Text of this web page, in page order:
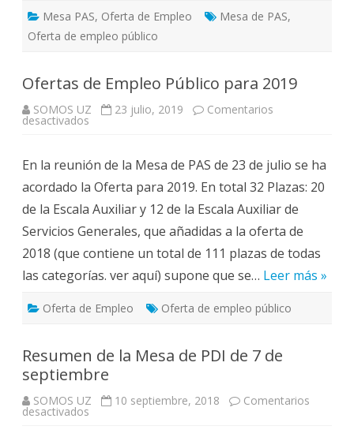
Mesa PAS, Oferta de Empleo Mesa de PAS,
Oferta de empleo público
Ofertas de Empleo Público para 2019
SOMOS UZ 23 julio, 2019 Comentarios
desactivados
Público
para
2019
En la reunión de la Mesa de PAS de 23 de julio se ha
acordado la Oferta para 2019. En total 32 Plazas: 20
de la Escala Auxiliar y 12 de la Escala Auxiliar de
Servicios Generales, que añadidas a la oferta de
2018 (que contiene un total de 111 plazas de todas
las categorías. ver aquí) supone que se… Leer más »
Oferta de Empleo Oferta de empleo público
Resumen de la Mesa de PDI de 7 de
septiembre
SOMOS UZ 10 septiembre, 2018 Comentarios
desactivados